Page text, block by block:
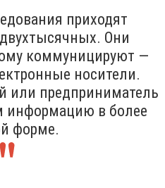
приходят
Они
коммуницируют —
носители.
или предприниматель
информацию в более
форме.